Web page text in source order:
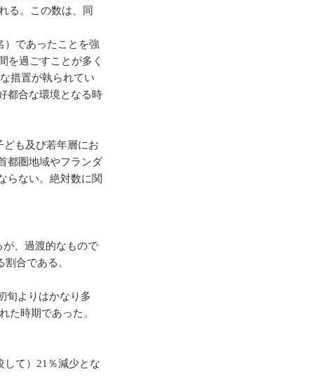
る。この数は、同
）であったことを強
を過ごすことが多く
措置が執られてい
都合な環境となる時
も及び若年層にお
都圏地域やフランダ
らない。絶対数に関
、過渡的なもので
合である。
旬よりはかなり多
た時期であった。
して）21％減少とな